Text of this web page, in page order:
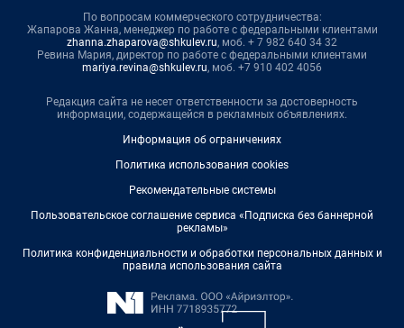
По вопросам коммерческого сотрудничества:
Жапарова Жанна, менеджер по работе с федеральными клиентами
zhanna.zhaparova@shkulev.ru, моб. + 7 982 640 34 32
Ревина Мария, директор по работе с федеральными клиентами
mariya.revina@shkulev.ru, моб. +7 910 402 4056
Редакция сайта не несет ответственности за достоверность
информации, содержащейся в рекламных объявлениях.
Информация об ограничениях
Политика использования cookies
Рекомендательные системы
Пользовательское соглашение сервиса «Подписка без баннерной
рекламы»
Политика конфиденциальности и обработки персональных данных и
правила использования сайта